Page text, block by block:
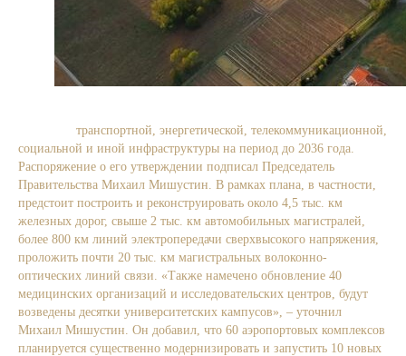
транспортной, энергетической, телекоммуникационной,
социальной и иной инфраструктуры на период до 2036 года.
Распоряжение о его утверждении подписал Председатель
Правительства Михаил Мишустин. В рамках плана, в частности,
предстоит построить и реконструировать около 4,5 тыс. км
железных дорог, свыше 2 тыс. км автомобильных магистралей,
более 800 км линий электропередачи сверхвысокого напряжения,
проложить почти 20 тыс. км магистральных волоконно-
оптических линий связи. «Также намечено обновление 40
медицинских организаций и исследовательских центров, будут
возведены десятки университетских кампусов», – уточнил
Михаил Мишустин. Он добавил, что 60 аэропортовых комплексов
планируется существенно модернизировать и запустить 10 новых